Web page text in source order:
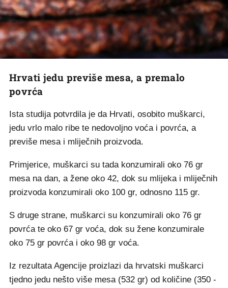
Hrvati jedu previše mesa, a premalo
povrća
Ista studija potvrdila je da Hrvati, osobito muškarci,
jedu vrlo malo ribe te nedovoljno voća i povrća, a
previše mesa i mliječnih proizvoda.
Primjerice, muškarci su tada konzumirali oko 76 gr
mesa na dan, a žene oko 42, dok su mlijeka i mliječnih
proizvoda konzumirali oko 100 gr, odnosno 115 gr.
S druge strane, muškarci su konzumirali oko 76 gr
povrća te oko 67 gr voća, dok su žene konzumirale
oko 75 gr povrća i oko 98 gr voća.
Iz rezultata Agencije proizlazi da hrvatski muškarci
tjedno jedu nešto više mesa (532 gr) od količine (350 -